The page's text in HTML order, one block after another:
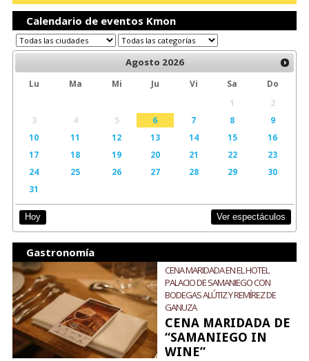
Calendario de eventos Kmon
Agosto 2026
Lu Ma Mi Ju Vi Sa
Do
1
2
3
4 5 6 7 8
9
10
11 12 13 14 15
16
17
18 19 20 21 22
23
24
25 26 27 28 29
30
31
Hoy Ver espectáculos
Gastronomía
CENA MARIDADA EN EL HOTEL
PALACIO DE SAMANIEGO CON
BODEGAS ALÚTIZ Y REMÍREZ DE
GANUZA
CENA MARIDADA DE
“SAMANIEGO IN
WINE”